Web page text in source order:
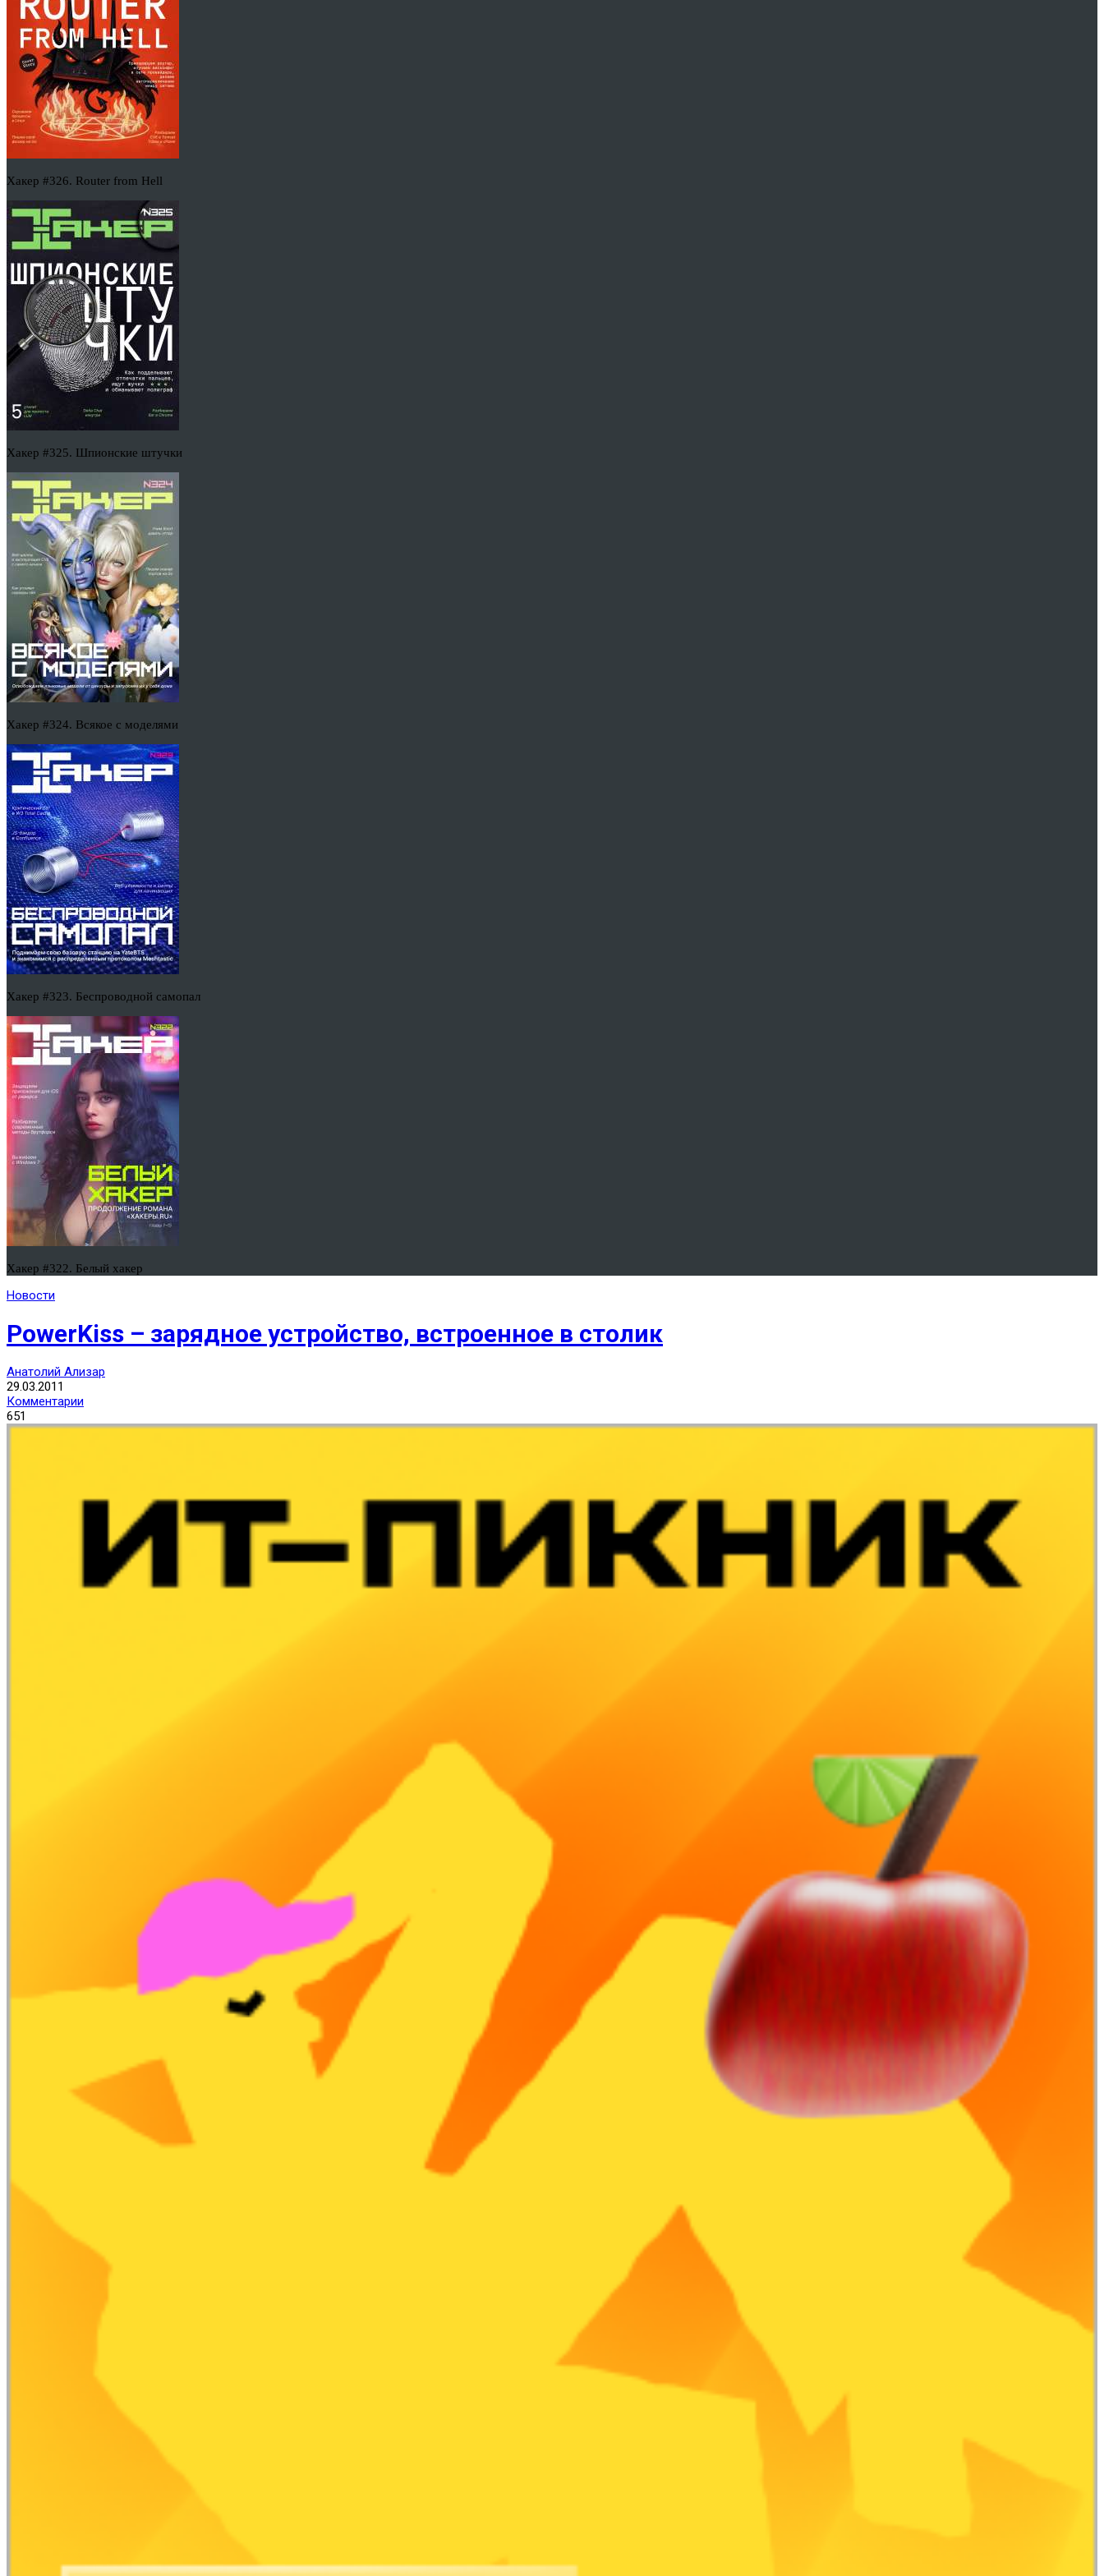
Хакер #326. Router from Hell
Хакер #325. Шпионские штучки
Хакер #324. Всякое с моделями
Хакер #323. Беспроводной самопал
Хакер #322. Белый хакер
Новости
PowerKiss – зарядное устройство, встроенное в столик
Анатолий Ализар
29.03.2011
Комментарии
651